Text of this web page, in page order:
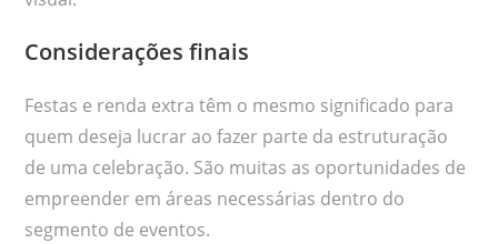
Considerações finais
Festas e renda extra têm o mesmo significado para
quem deseja lucrar ao fazer parte da estruturação
de uma celebração. São muitas as oportunidades de
empreender em áreas necessárias dentro do
segmento de eventos.